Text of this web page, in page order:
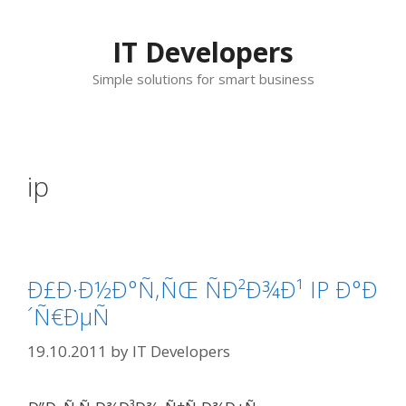
IT Developers
Simple solutions for smart business
ip
Ð£Ð·Ð½Ð°Ñ‚ÑŒ ÑÐ²Ð¾Ð¹ IP Ð°Ð
´Ñ€ÐµÑ
19.10.2011 by IT Developers